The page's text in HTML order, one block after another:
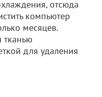
отсюда
компьютер
месяцев.
тканью
для удаления